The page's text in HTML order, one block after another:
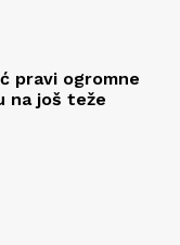
pravi ogromne
na još teže